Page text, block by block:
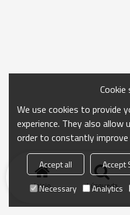
Inicio búsqueda
We use cookies to provide
experience. They also allow
order to constantly
Accept all Accept
Necessary
Analytics